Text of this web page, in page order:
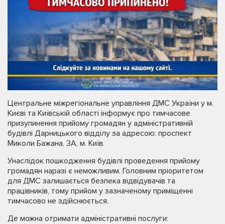
Центральне міжрегіональне управління ДМС України у м.
Києві та Київській області інформує про тимчасове
призупинення прийому громадян у адміністративній
будівлі Дарницького відділу за адресою: проспект
Миколи Бажана, 3А, м. Київ.
Унаслідок пошкодження будівлі проведення прийому
громадян наразі є неможливим. Головним пріоритетом
для ДМС залишається безпека відвідувачів та
працівників, тому прийом у зазначеному приміщенні
тимчасово не здійснюється.
Де можна отримати адміністративні послуги: